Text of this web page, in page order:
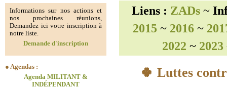
Informations sur nos actions et
nos prochaines réunions,
Demandez ici votre inscription à
notre liste.
Demande d'inscription
● Agendas :
Agenda MILITANT &
INDÉPENDANT
Liens : ZADs~
2015 ~ 2016~
2022 ~ 2023
🍀 Luttes